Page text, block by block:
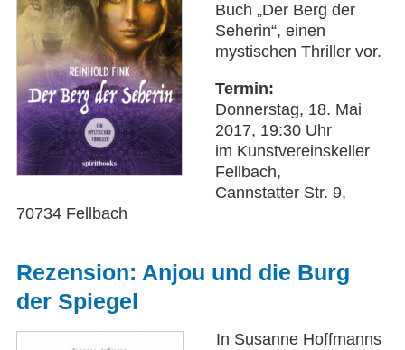
Buch „Der Berg der
Seherin“, einen
mystischen Thriller vor.
Termin:
Donnerstag, 18. Mai
2017, 19:30 Uhr
im Kunstvereinskeller
Fellbach,
Cannstatter Str. 9,
70734 Fellbach
Rezension: Anjou und die Burg
der Spiegel
In Susanne Hoffmanns